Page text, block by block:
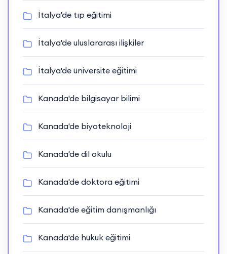
İtalya'de tıp eğitimi
İtalya'de uluslararası ilişkiler
İtalya'de üniversite eğitimi
Kanada'de bilgisayar bilimi
Kanada'de biyoteknoloji
Kanada'de dil okulu
Kanada'de doktora eğitimi
Kanada'de eğitim danışmanlığı
Kanada'de hukuk eğitimi